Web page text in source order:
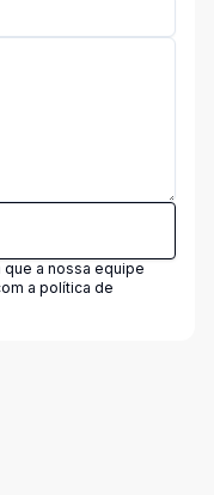
a nossa equipe
a política de